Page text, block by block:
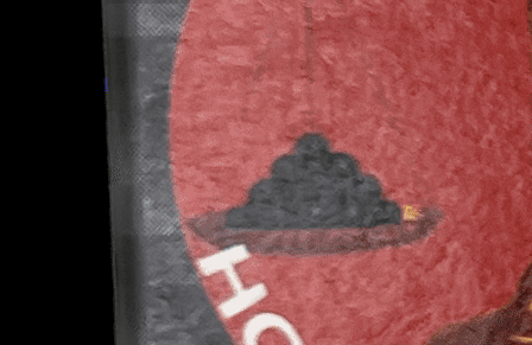
Корзина пуста.
Вернуться в магазин